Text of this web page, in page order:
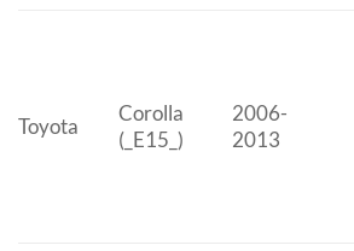
Toyota
Corolla
(_E15_)
2006-
2013